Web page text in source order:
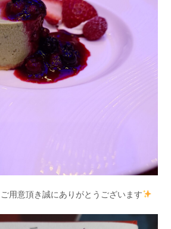
用意頂き誠にありがとうございます